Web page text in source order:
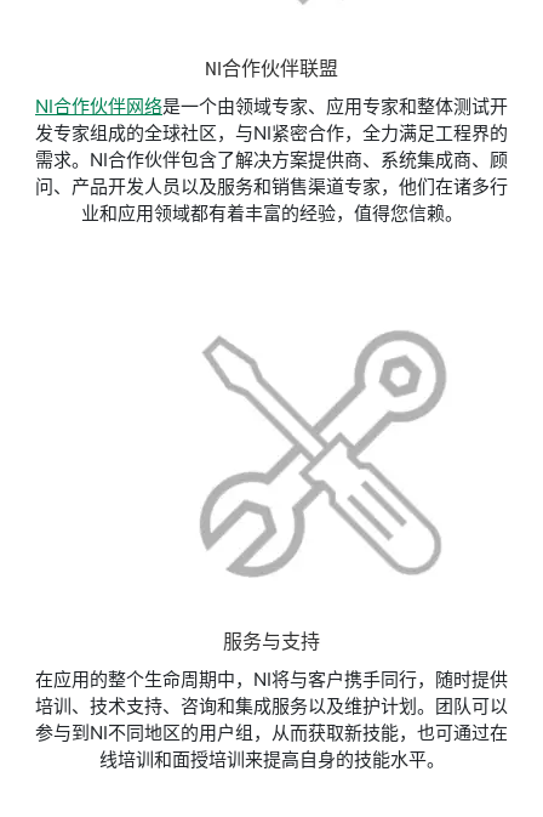
NI合作伙伴联盟
NI合作伙伴网络是一个由领域专家、应用专家和整体测试开
发专家组成的全球社区，与NI紧密合作，全力满足工程界的
需求。NI合作伙伴包含了解决方案提供商、系统集成商、顾
问、产品开发人员以及服务和销售渠道专家，他们在诸多行
业和应用领域都有着丰富的经验，值得您信赖。
服务与支持
在应用的整个生命周期中，NI将与客户携手同行​，随时提供
培训、技​术支持、咨询和集成服务以及维护计划。团队可以
参与到NI不同地区的用户组，从而获取新技能，也可通过在
线培训和面授培训来提高自身的技能水平。